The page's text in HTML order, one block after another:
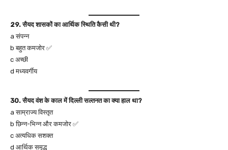
29. सैयद शासकों का आर्थिक स्थिति कैसी थी?
a संपन्न
b बहुत कमजोर ✅
c अच्छी
d मध्यवर्गीय
30. सैयद वंश के काल में दिल्ली सल्तनत का क्या हाल था?
a साम्राज्य विस्तृत
b छिन्‍न-भिन्न और कमजोर ✅
c अत्यधिक सशक्त
d आर्थिक समृद्ध